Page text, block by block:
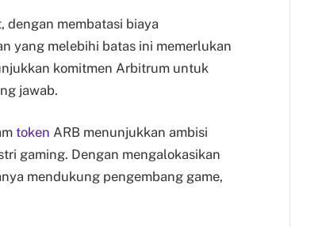
dengan membatasi biaya
yang melebihi batas ini memerlukan
komitmen Arbitrum untuk
jawab.
token ARB menunjukkan ambisi
gaming. Dengan mengalokasikan
mendukung pengembang game,